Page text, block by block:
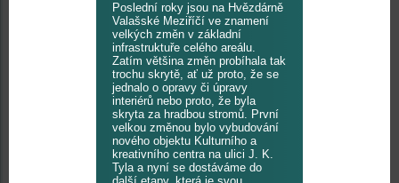
Poslední roky jsou na Hvězdárně
Valašské Meziříčí ve znamení
velkých změn v základní
infrastruktuře celého areálu.
Zatím většina změn probíhala tak
trochu skrytě, ať už proto, že se
jednalo o opravy či úpravy
interiérů nebo proto, že byla
skryta za hradbou stromů. První
velkou změnou bylo vybudování
nového objektu Kulturního a
kreativního centra na ulici J. K.
Tyla a nyní se dostáváme do